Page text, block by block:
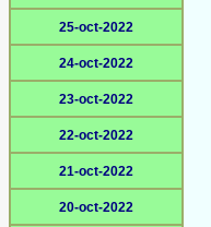
25-oct-2022
24-oct-2022
23-oct-2022
22-oct-2022
21-oct-2022
20-oct-2022